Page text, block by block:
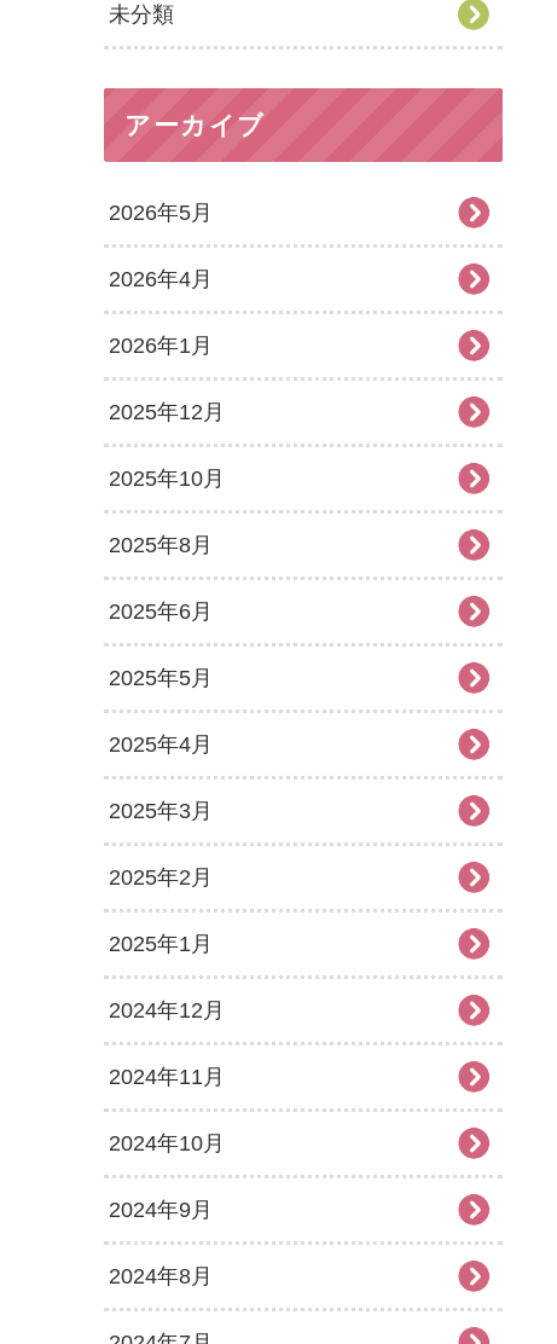
未分類
アーカイブ
2026年5月
2026年4月
2026年1月
2025年12月
2025年10月
2025年8月
2025年6月
2025年5月
2025年4月
2025年3月
2025年2月
2025年1月
2024年12月
2024年11月
2024年10月
2024年9月
2024年8月